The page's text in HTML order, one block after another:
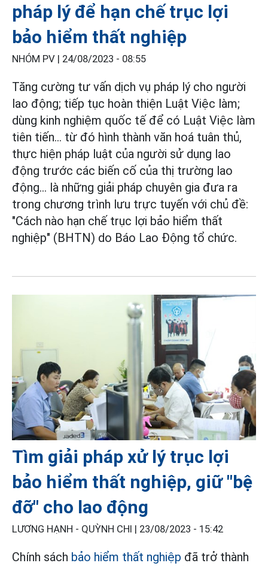
pháp lý để hạn chế trục lợi
bảo hiểm thất nghiệp
NHÓM PV | 24/08/2023 - 08:55
Tăng cường tư vấn dịch vụ pháp lý cho người
lao động; tiếp tục hoàn thiện Luật Việc làm;
dùng kinh nghiệm quốc tế để có Luật Việc làm
tiên tiến... từ đó hình thành văn hoá tuân thủ,
thực hiện pháp luật của người sử dụng lao
động trước các biến cố của thị trường lao
động... là những giải pháp chuyên gia đưa ra
trong chương trình lưu trực tuyến với chủ đề:
"Cách nào hạn chế trục lợi bảo hiểm thất
nghiệp" (BHTN) do Báo Lao Động tổ chức.
Tìm giải pháp xử lý trục lợi
bảo hiểm thất nghiệp, giữ "bệ
đỡ" cho lao động
LƯƠNG HẠNH - QUỲNH CHI | 23/08/2023 - 15:42
Chính sách bảo hiểm thất nghiệp đã trở thành